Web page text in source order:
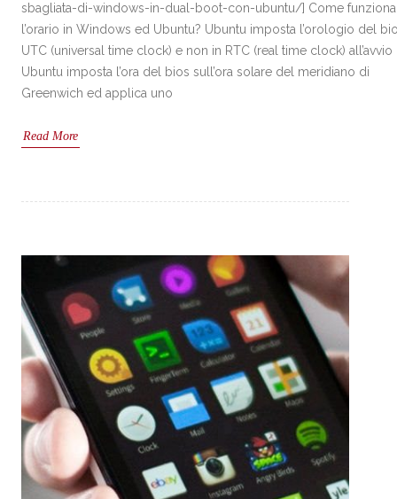
sbagliata-di-windows-in-dual-boot-con-ubuntu/] Come funziona
l’orario in Windows ed Ubuntu? Ubuntu imposta l’orologio del
UTC (universal time clock) e non in RTC (real time clock) all’avvio
Ubuntu imposta l’ora del bios sull’ora solare del meridiano di
Greenwich ed applica uno
Read More